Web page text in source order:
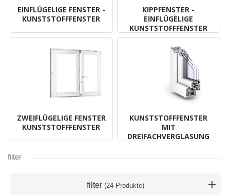
EINFLÜGELIGE FENSTER -
KUNSTSTOFFFENSTER
KIPPFENSTER -
EINFLÜGELIGE
KUNSTSTOFFFENSTER
ZWEIFLÜGELIGE FENSTER
KUNSTSTOFFFENSTER
KUNSTSTOFFFENSTER
MIT
DREIFACHVERGLASUNG
filter
filter (24 Produkte)